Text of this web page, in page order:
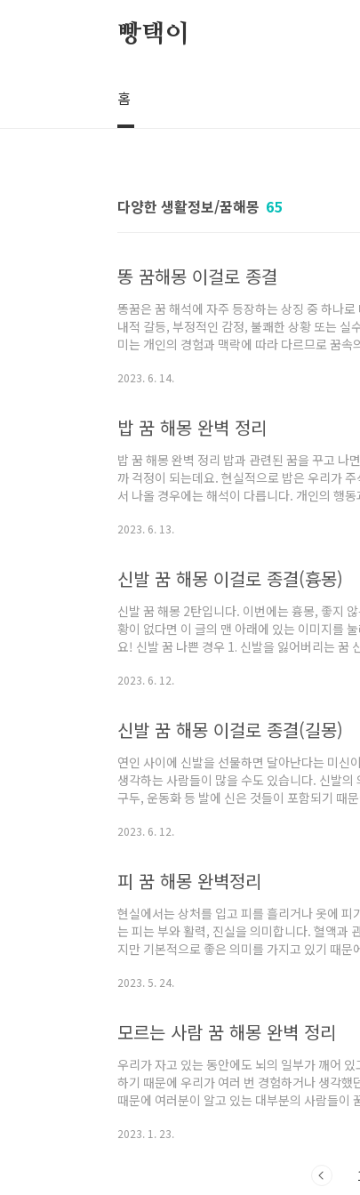
빵택이
홈
다양한 생활정보/꿈해몽 65
똥 꿈해몽 이걸로 종결
똥꿈은 꿈 해석에 자주 등장하는 상징 중 하나
내적 갈등, 부정적인 감정, 불쾌한 상황 또는 실
미는 개인의 경험과 맥락에 따라 다르므로 꿈
해몽 느꼈던 감정에 따른 해몽 *자책과 수치심
똥은 내면적으로 수치심의 요소를 상징할 수
을 떠올릴 수 있습니다. *정서적 해방 반..
2023. 6. 14.
밥 꿈 해몽 완벽 정리
밥 꿈 해몽 완벽 정리 밥과 관련된 꿈을 꾸고 나
까 걱정이 되는데요. 현실적으로 밥은 우리가
서 나올 경우에는 해석이 다릅니다. 개인의 행
라지는 밥 꿈에 대해 알아보겠습니다. 밥 꿈 좋
유로운 삶을 살 것입니다. (맛이 없거나 부족하
는 꿈 고기는 부와 성욕을 상징..
2023. 6. 13.
신발 꿈 해몽 이걸로 종결(흉몽)
신발 꿈 해몽 2탄입니다. 이번에는 흉몽, 좋지
황이 없다면 이 글의 맨 아래에 있는 이미지를
요! 신발 꿈 나쁜 경우 1. 신발을 잃어버리는 꿈
음도 암시합니다. 2. 신발 한 짝만 잃어버리는
을 수도 있습니다. 3. 신발을 잃어버려 당황하
그리 수익성도 없고 영양가도 없는 ..
2023. 6. 12.
신발 꿈 해몽 이걸로 종결(길몽)
연인 사이에 신발을 선물하면 달아난다는 미신
생각하는 사람들이 많을 수도 있습니다. 신발
구두, 운동화 등 발에 신은 것들이 포함되기 때
알아보겠습니다. 신발 꿈 좋은 경우 1. 신발을
겠다는 것을 의미합니다. 2. 신발을 보고 있는
은 현재 독신인 사람들을 위한 것이며,..
2023. 6. 12.
피 꿈 해몽 완벽정리
현실에서는 상처를 입고 피를 흘리거나 옷에
는 피는 부와 활력, 진실을 의미합니다. 혈액과
지만 기본적으로 좋은 의미를 가지고 있기 때
나 피로가 쌓이면 코피가 나오기 때문에 나쁜
는 꿈은 시험에 합격하거나 취업, 승진을 의미
문에 만족스러운 결과를 얻게 된다고 해석이 가능
2023. 5. 24.
모르는 사람 꿈 해몽 완벽 정리
우리가 자고 있는 동안에도 뇌의 일부가 깨어
하기 때문에 우리가 여러 번 경험하거나 생각
때문에 여러분이 알고 있는 대부분의 사람들이
르는 사람이 꿈에 나오는 경우에 대해 알아보겠
으로 외로운 상황을 반영하지만 새로운 관계가
2023. 1. 23.